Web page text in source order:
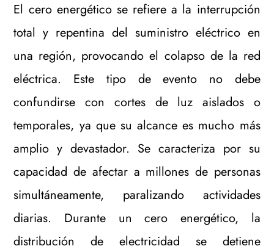
El cero energético se refiere a la interrupción
total y repentina del suministro eléctrico en
una región, provocando el colapso de la red
eléctrica. Este tipo de evento no debe
confundirse con cortes de luz aislados o
temporales, ya que su alcance es mucho más
amplio y devastador. Se caracteriza por su
capacidad de afectar a millones de personas
simultáneamente, paralizando actividades
diarias. Durante un cero energético, la
distribución de electricidad se detiene